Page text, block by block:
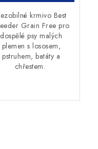
krmivo Best
Grain Free pro
dospělé psy malých
plemen s lososem,
pstruhem, batáty a
chřestem.